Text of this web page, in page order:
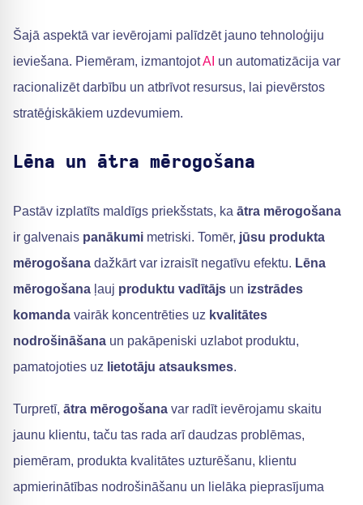
Šajā aspektā var ievērojami palīdzēt jauno tehnoloģiju
ieviešana. Piemēram, izmantojotAI un automatizācija var
racionalizēt darbību un atbrīvot resursus, lai pievērstos
stratēģiskākiem uzdevumiem.
Lēna un ātra mērogošana
Pastāv izplatīts maldīgs priekšstats, ka ātra mērogošana
ir galvenais panākumi metriski. Tomēr, jūsu produkta
mērogošana dažkārt var izraisīt negatīvu efektu. Lēna
mērogošana ļauj produktu vadītājs un izstrādes
komanda vairāk koncentrēties uz kvalitātes
nodrošināšana un pakāpeniski uzlabot produktu,
pamatojoties uz lietotāju atsauksmes.
Turpretī, ātra mērogošana var radīt ievērojamu skaitu
jaunu klientu, taču tas rada arī daudzas problēmas,
piemēram, produkta kvalitātes uzturēšanu, klientu
apmierinātības nodrošināšanu un lielāka pieprasījuma